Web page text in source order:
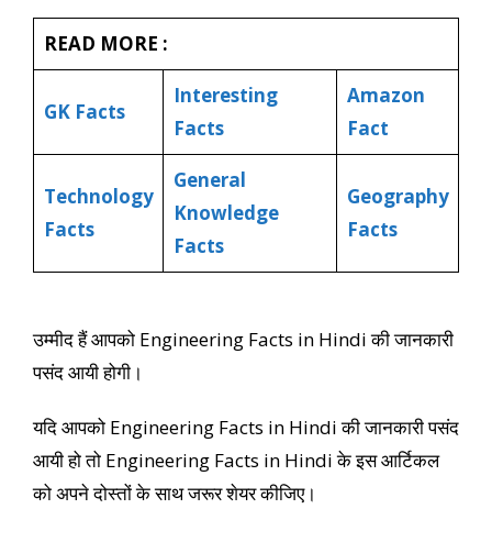
READ MORE :
GK Facts
Interesting
Facts
Amazon
Fact
Technology
Facts
General
Knowledge
Facts
Geography
Facts
उम्मीद हैं आपको Engineering Facts in Hindi की जानकारी
पसंद आयी होगी।
यदि आपको Engineering Facts in Hindi की जानकारी पसंद
आयी हो तो Engineering Facts in Hindi के इस आर्टिकल
को अपने दोस्तों के साथ जरूर शेयर कीजिए।